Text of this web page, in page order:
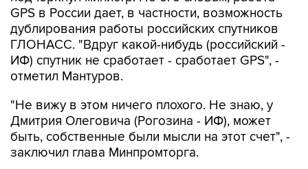
ГЛОНАСС. "Вдруг какой-нибудь (российский -
ИФ) спутник не сработает - сработает GPS", -
отметил Мантуров.
"Не вижу в этом ничего плохого. Не знаю, у
быть, собственные были мысли на этот счет", -
заключил глава Минпромторга.
Ранее вице-премьер Дмитрий Рогозин